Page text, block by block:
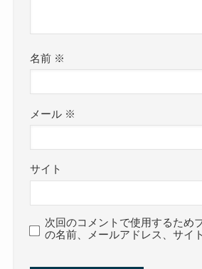
名前 ※
メール ※
サイト
次回のコメントで使用するため
の名前、メールアドレス、サイ